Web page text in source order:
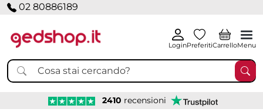
02 80886189
LoginPreferitiCarrelloMenu
2410 recensioni